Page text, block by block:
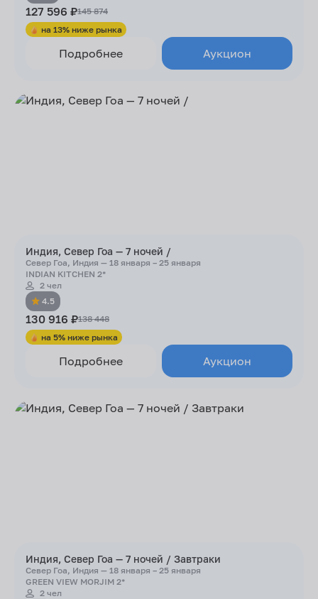
127 596 ₽145 874
на 13% ниже рынка
Подробнее Аукцион
Индия, Север Гоа — 7 ночей /
Север Гоа, Индия — 18 января – 25 января
INDIAN KITCHEN 2*
2 чел
4.5
130 916 ₽138 448
на 5% ниже рынка
Подробнее Аукцион
Индия, Север Гоа — 7 ночей / Завтраки
Север Гоа, Индия — 18 января – 25 января
GREEN VIEW MORJIM 2*
2 чел